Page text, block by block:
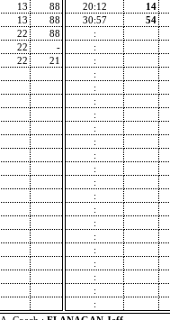
13
88
13
88
22
88
22
-
22
21
20:12
14
30:57
54
:
:
:
:
:
:
:
:
:
:
:
:
:
:
:
:
:
:
:
:
: